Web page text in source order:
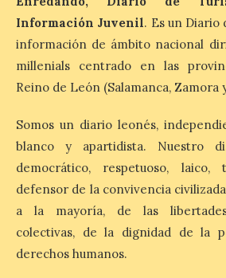
La Diputación de
publica el volumen 55
Biblioteca de
Tradicional
patrimonio etnográfico. La obra
Sanabria”, de María José Álvarez
recupera los juegos populares […]
El Ayuntamiento de
Salamanca activa
‘Comercios con Alma’
6 Ago 2026
Información Juvenil. Es un Diario
información de ámbito nacional
millenials centrado en las
Reino de León (Salamanca,
Somos un diario leonés,
blanco y apartidista. Nuestro
democrático, respetuoso, laico,
defensor de la convivencia
a la mayoría, de las
colectivas, de la dignidad de la
derechos humanos.